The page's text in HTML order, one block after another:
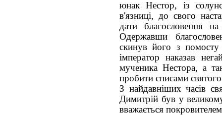
юнак Нестор, із
в'язниці, до свого
дати благословення
Одержавши
скинув його з помосту
імператор наказав
мученика Нестора, а
пробити списами
З найдавніших часів
Димитрій був у
вважається